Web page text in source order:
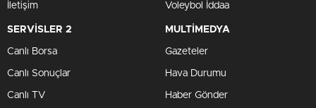
İletişim Voleybol İddaa
SERVİSLER 2
Canlı Borsa
Canlı Sonuçlar
Canlı TV
MULTİMEDYA
Gazeteler
Hava Durumu
Haber Gönder